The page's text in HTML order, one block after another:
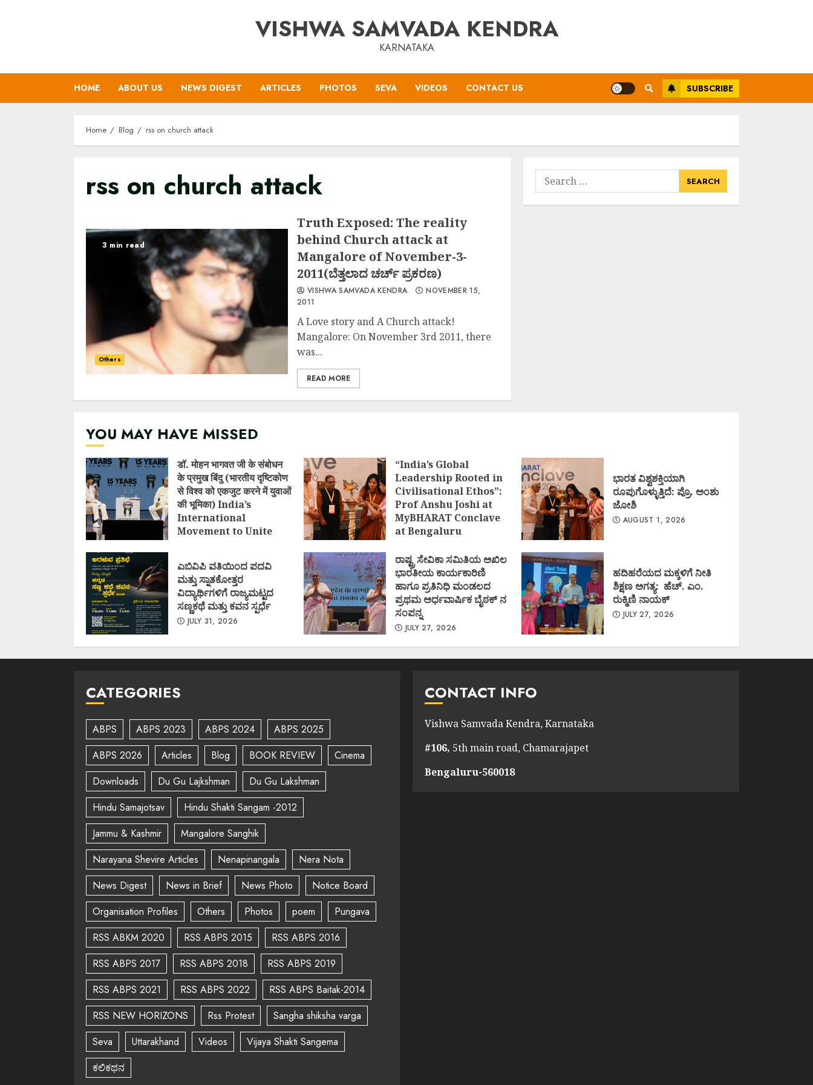
VISHWA SAMVADA KENDRA
KARNATAKA
HOME ABOUT US NEWS DIGEST ARTICLES PHOTOS SEVA VIDEOS CONTACT US SUBSCRIBE
Home Blog rss on church attack
rss on church attack
3 min read
Others
Truth Exposed: The reality
behind Church attack at
Mangalore of November-3-
2011(ಬೆತ್ತಲಾದ ಚರ್ಚ್ ಪ್ರಕರಣ)
VISHWA SAMVADA KENDRA
NOVEMBER 15,
2011
A Love story and A Church attack!
Mangalore: On November 3rd 2011, there
was...
READ MORE
Search
for:
YOU MAY HAVE MISSED
डॉ. मोहन भागवत जी के संबोधन
के प्रमुख बिंदु (भारतीय दृष्टिकोण
से विश्व को एकजुट करने में युवाओं
की भूमिका) India’s
International
Movement to Unite
AUGUST 7, 2026
“India’s Global
Leadership Rooted in
Civilisational Ethos”:
Prof Anshu Joshi at
MyBHARAT Conclave
at Bengaluru
ಭಾರತ ವಿಶ್ವಶಕ್ತಿಯಾಗಿ
ರೂಪುಗೊಳ್ಳುತ್ತಿದೆ: ಪ್ರೊ. ಅಂಶು
ಜೋಶಿ
AUGUST 1, 2026
ಎಬಿವಿಪಿ ವತಿಯಿಂದ ಪದವಿ
ಮತ್ತು ಸ್ನಾತಕೋತ್ತರ
ವಿದ್ಯಾರ್ಥಿಗಳಿಗೆ ರಾಜ್ಯಮಟ್ಟದ
ಸಣ್ಣಕಥೆ ಮತ್ತು ಕವನ ಸ್ಪರ್ಧೆ
JULY 31, 2026
ರಾಷ್ಟ್ರ ಸೇವಿಕಾ ಸಮಿತಿಯ ಅಖಿಲ
ಭಾರತೀಯ ಕಾರ್ಯಕಾರಿಣಿ
ಹಾಗೂ ಪ್ರತಿನಿಧಿ ಮಂಡಲದ
ಪ್ರಥಮ ಅರ್ಧವಾರ್ಷಿಕ ಬೈಠಕ್ ನ
ಸಂಪನ್ನ
JULY 27, 2026
ಹದಿಹರೆಯದ ಮಕ್ಕಳಿಗೆ ನೀತಿ
ಶಿಕ್ಷಣ ಅಗತ್ಯ: ಹೆಚ್. ಎಂ.
ರುಕ್ಮಿಣಿ ನಾಯಕ್
JULY 27, 2026
CATEGORIES
ABPS ABPS 2023 ABPS 2024
ABPS 2025
ABPS 2026
Articles Blog BOOK REVIEW
Cinema
Downloads
Du Gu Lajkshman
Du Gu Lakshman
Hindu Samajotsav
Hindu Shakti Sangam -2012
Jammu & Kashmir
Mangalore Sanghik
Narayana Shevire Articles
Nenapinangala
Nera Nota
News Digest
News in Brief News Photo
Notice Board
Organisation Profiles
Others Photos poem
Pungava
RSS ABKM 2020
RSS ABPS 2015
RSS ABPS 2016
RSS ABPS 2017
RSS ABPS 2018
RSS ABPS 2019
RSS ABPS 2021
RSS ABPS 2022
RSS ABPS Baitak-2014
RSS NEW HORIZONS
Rss Protest
Sangha shiksha varga
Seva
Uttarakhand Videos
Vijaya Shakti Sangema
ಕಲಿಕಥನ
CONTACT INFO
Vishwa Samvada Kendra, Karnataka
#106, 5th main road, Chamarajapet
Bengaluru-560018